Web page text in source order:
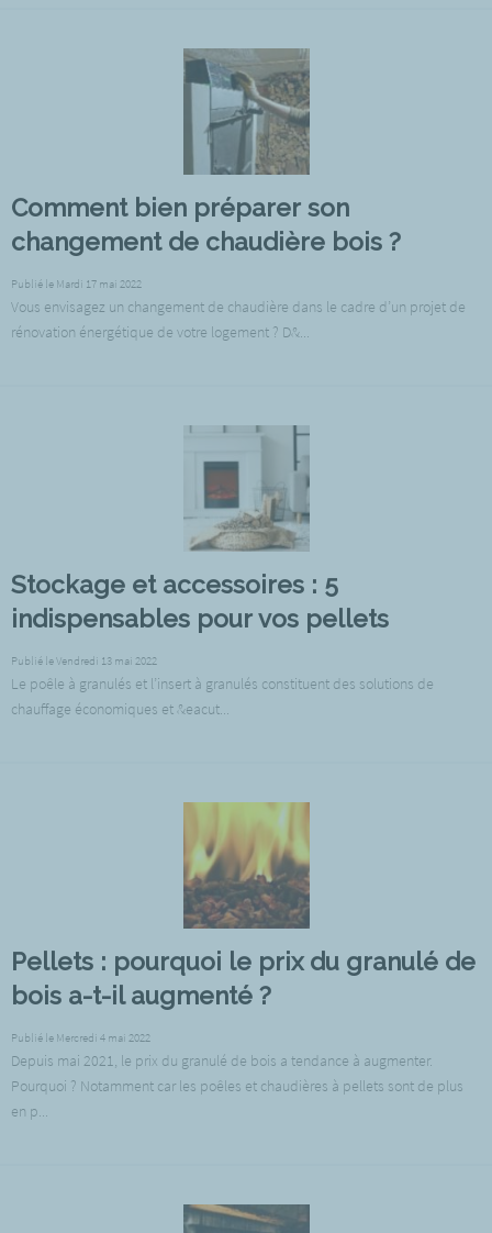
Comment bien préparer son
changement de chaudière bois ?
Publié le Mardi 17 mai 2022
Vous envisagez un changement de chaudière dans le cadre d’un projet de
rénovation énergétique de votre logement ? D&...
Stockage et accessoires : 5
indispensables pour vos pellets
Publié le Vendredi 13 mai 2022
Le poêle à granulés et l’insert à granulés constituent des solutions de
chauffage économiques et &eacut...
Pellets : pourquoi le prix du granulé de
bois a-t-il augmenté ?
Publié le Mercredi 4 mai 2022
Depuis mai 2021, le prix du granulé de bois a tendance à augmenter.
Pourquoi ? Notamment car les poêles et chaudières à pellets sont de plus
en p...